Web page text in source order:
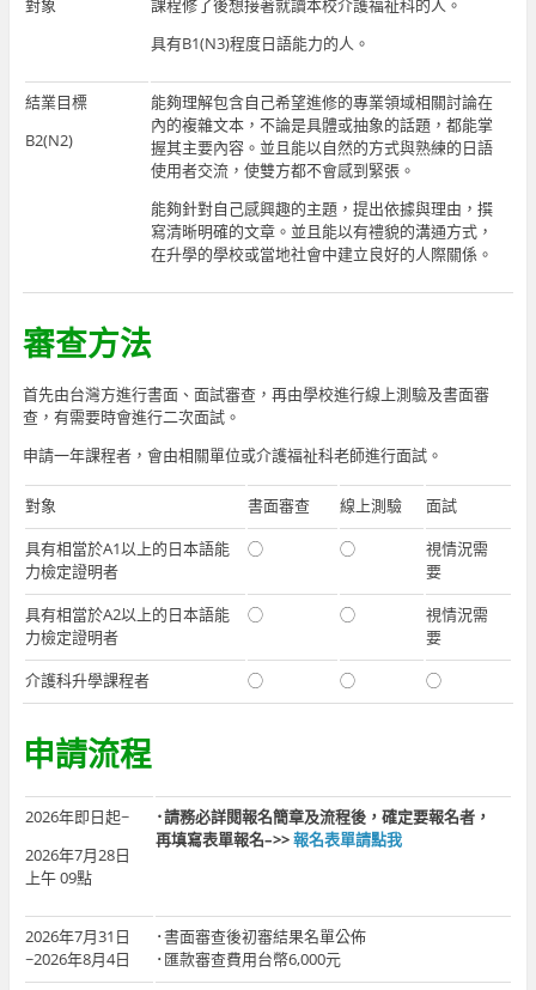
對象
課程修了後想接著就讀本校介護福祉科的人。
具有B1(N3)程度日語能力的人。
結業目標
B2(N2)
能夠理解包含自己希望進修的專業領域相關討論在
內的複雜文本，不論是具體或抽象的話題，都能掌
握其主要內容。並且能以自然的方式與熟練的日語
使用者交流，使雙方都不會感到緊張。
能夠針對自己感興趣的主題，提出依據與理由，撰
寫清晰明確的文章。並且能以有禮貌的溝通方式，
在升學的學校或當地社會中建立良好的人際關係。
審查方法
首先由台灣方進行書面、面試審查，再由學校進行線上測驗及書面審
查，有需要時會進行二次面試。
申請一年課程者，會由相關單位或介護福祉科老師進行面試。
對象 書面審查 線上測驗
面試
具有相當於A1以上的日本語能
力檢定證明者
◯ ◯
視情況需
要
具有相當於A2以上的日本語能
力檢定證明者
◯ ◯
視情況需
要
介護科升學課程者
◯ ◯ ◯
申請流程
2026年即日起~
2026年7月28日
上午 09點
･請務必詳閱報名簡章及流程後，確定要報名者，
再填寫表單報名–>>報名表單請點我
2026年7月31日
~2026年8月4日
･書面審查後初審結果名單公佈
･匯款審查費用台幣6,000元